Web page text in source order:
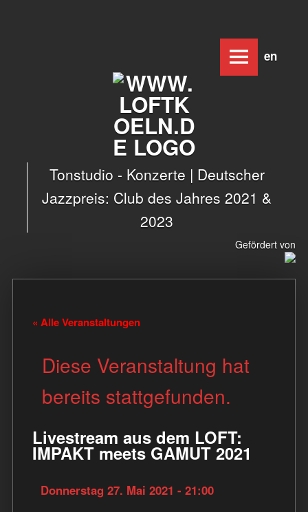
Tonstudio - Konzerte | Deutscher
Jazzpreis: Club des Jahres 2021 &
2023
Gefördert von
« Alle Veranstaltungen
Diese Veranstaltung hat
bereits stattgefunden.
Livestream aus dem LOFT:
IMPAKT meets GAMUT 2021
Donnerstag 27. Mai 2021 - 21:00